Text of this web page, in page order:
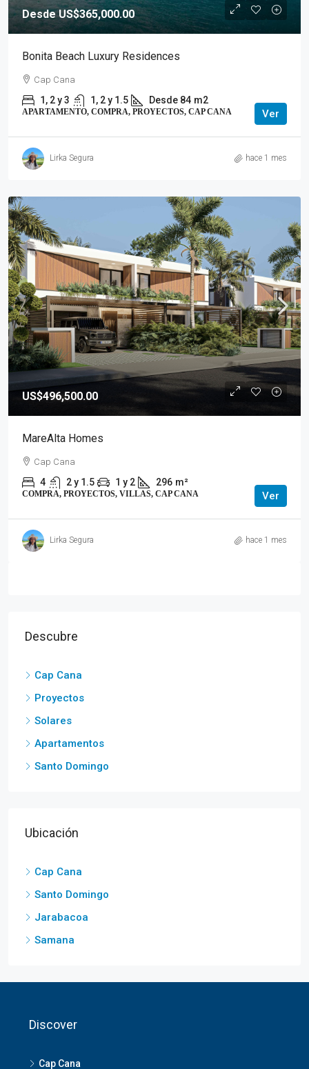
Desde US$365,000.00
Bonita Beach Luxury Residences
Cap Cana
1, 2 y 3 1, 2 y 1.5 Desde 84 m2
APARTAMENTO, COMPRA, PROYECTOS, CAP CANA Ver
Lirka Segura hace 1 mes
US$496,500.00
MareAlta Homes
Cap Cana
4 2 y 1.5 1 y 2 296 m²
COMPRA, PROYECTOS, VILLAS, CAP CANA Ver
Lirka Segura hace 1 mes
Descubre
Cap Cana
Proyectos
Solares
Apartamentos
Santo Domingo
Ubicación
Cap Cana
Santo Domingo
Jarabacoa
Samana
Discover
Cap Cana